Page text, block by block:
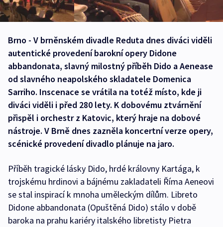
Brno - V brněnském divadle Reduta dnes diváci viděli
autentické provedení barokní opery Didone
abbandonata, slavný milostný příběh Dido a Aenease
od slavného neapolského skladatele Domenica
Sarriho. Inscenace se vrátila na totéž místo, kde ji
diváci viděli i před 280 lety. K dobovému ztvárnění
přispěl i orchestr z Katovic, který hraje na dobové
nástroje. V Brně dnes zazněla koncertní verze opery,
scénické provedení divadlo plánuje na jaro.
Příběh tragické lásky Dido, hrdé královny Kartága, k
trojskému hrdinovi a bájnému zakladateli Říma Aeneovi
se stal inspirací k mnoha uměleckým dílům. Libreto
Didone abbandonata (Opuštěná Dido) stálo v době
baroka na prahu kariéry italského libretisty Pietra